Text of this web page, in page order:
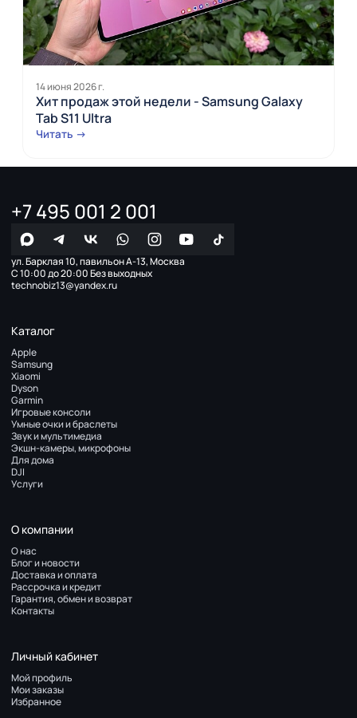
14 июня 2026 г.
Хит продаж этой недели - Samsung Galaxy
Tab S11 Ultra
Читать →
+7 495 001 2 001
ул. Барклая 10, павильон А-13, Москва
С 10:00 до 20:00 Без выходных
technobiz13@yandex.ru
Каталог
Apple
Samsung
Xiaomi
Dyson
Garmin
Игровые консоли
Умные очки и браслеты
Звук и мультимедиа
Экшн-камеры, микрофоны
Для дома
DJI
Услуги
О компании
О нас
Блог и новости
Доставка и оплата
Рассрочка и кредит
Гарантия, обмен и возврат
Контакты
Личный кабинет
Мой профиль
Мои заказы
Избранное